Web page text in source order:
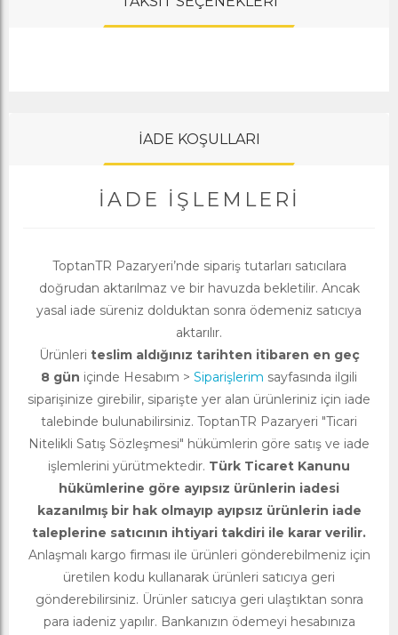
İADE KOŞULLARI
İADE İŞLEMLERI
ToptanTR Pazaryeri’nde sipariş tutarları satıcılara
doğrudan aktarılmaz ve bir havuzda bekletilir. Ancak
yasal iade süreniz dolduktan sonra ödemeniz satıcıya
aktarılır.
Ürünleri teslim aldığınız tarihten itibaren en geç
8 gün içinde Hesabım > Siparişlerim sayfasında ilgili
siparişinize girebilir, siparişte yer alan ürünleriniz için iade
talebinde bulunabilirsiniz. ToptanTR Pazaryeri "Ticari
Nitelikli Satış Sözleşmesi" hükümlerin göre satış ve iade
işlemlerini yürütmektedir. Türk Ticaret Kanunu
hükümlerine göre ayıpsız ürünlerin iadesi
kazanılmış bir hak olmayıp ayıpsız ürünlerin iade
taleplerine satıcının ihtiyari takdiri ile karar verilir.
Anlaşmalı kargo firması ile ürünleri gönderebilmeniz için
üretilen kodu kullanarak ürünleri satıcıya geri
gönderebilirsiniz. Ürünler satıcıya geri ulaştıktan sonra
para iadeniz yapılır. Bankanızın ödemeyi hesabınıza